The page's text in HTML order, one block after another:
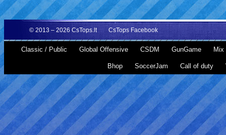
© 2013 – 2026 CsTops.lt CsTops Facebook
Classic / Public Global Offensive CSDM GunGame Mix
Bhop SoccerJam Call of duty